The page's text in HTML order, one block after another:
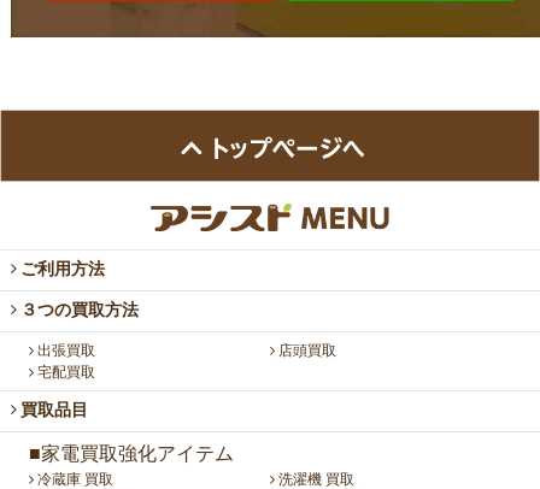
ご利用方法
３つの買取方法
出張買取
店頭買取
宅配買取
買取品目
■家電買取強化アイテム
冷蔵庫 買取
洗濯機 買取